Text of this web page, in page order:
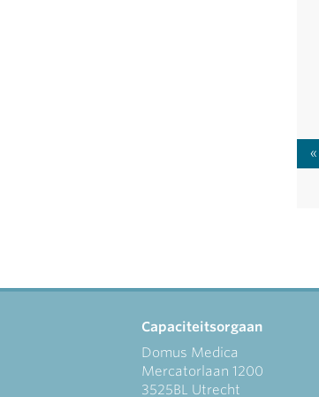
Capaciteitsorgaan
Domus Medica
Mercatorlaan 1200
3525BL Utrecht